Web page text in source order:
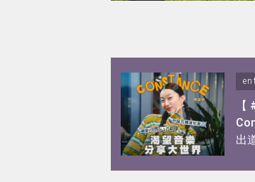
【
出
私